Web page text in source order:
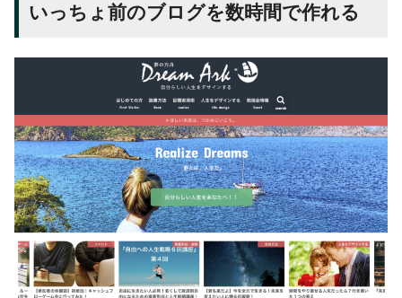
いっちょ前のブログを数時間で作れる